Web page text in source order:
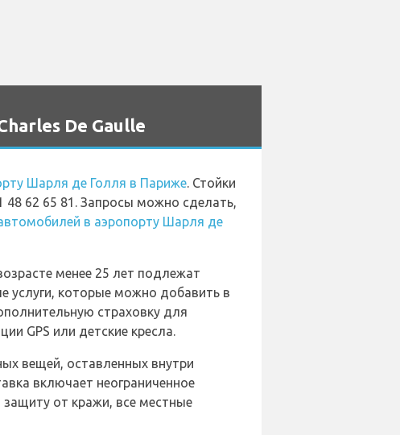
De Gaulle
Шарля де Голля в Париже. Стойки
48 62 65 81. Запросы можно сделать,
в аэропорту Шарля де
менее 25 лет подлежат
услуги, которые можно добавить в
страховку для
GPS или детские кресла.
вещей, оставленных внутри
включает неограниченное
от кражи, все местные